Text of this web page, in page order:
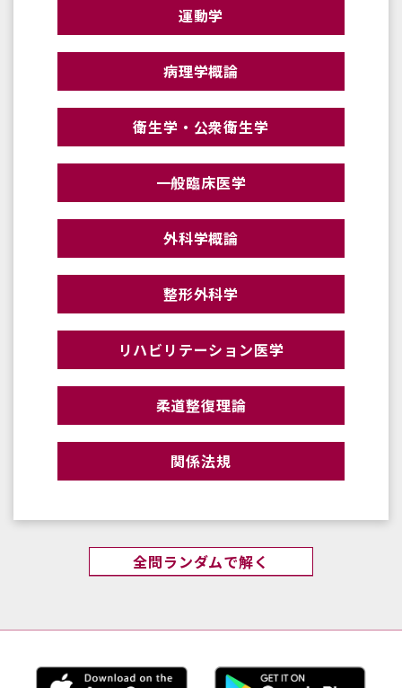
運動学
病理学概論
衛生学・公衆衛生学
一般臨床医学
外科学概論
整形外科学
リハビリテーション医学
柔道整復理論
関係法規
全問ランダムで解く